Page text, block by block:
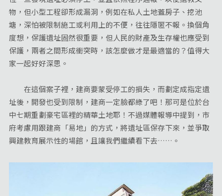
物，但小型工程卻形成漏洞，例如在私人土地蓋房子、挖池
塘，深怕被限制施工或利用上的不便，往往隱匿不報。換個角
度想，保護遺址固然很重要，但人民的財產及生存權也應受到
保護，兩者之間形成衝突時，該怎麼做才是最適當的？值得大
家一起好好深思。
在這個案子裡，建商要蒙受停工的損失，而劃定成指定遺
址後，開發也受到限制，建商一定臉都綠了吧！那可是位於台
中七期重劃豪宅區裡的精華土地耶！不過媒體報導中提到，市
府考慮用跟建商「易地」的方式，將遺址區保存下來，並爭取
興建教育展示性的場館，且讓我們繼續看下去……。